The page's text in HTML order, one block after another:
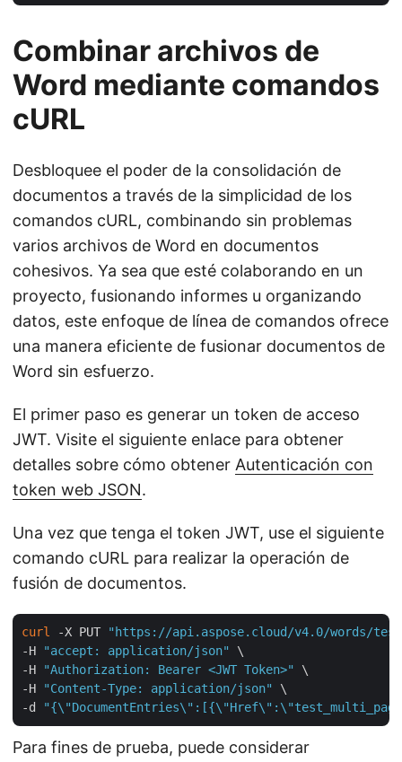
Combinar archivos de
Word mediante comandos
cURL
Desbloquee el poder de la consolidación de
documentos a través de la simplicidad de los
comandos cURL, combinando sin problemas
varios archivos de Word en documentos
cohesivos. Ya sea que esté colaborando en un
proyecto, fusionando informes u organizando
datos, este enfoque de línea de comandos ofrece
una manera eficiente de fusionar documentos de
Word sin esfuerzo.
El primer paso es generar un token de acceso
JWT. Visite el siguiente enlace para obtener
detalles sobre cómo obtener Autenticación con
token web JSON.
Una vez que tenga el token JWT, use el siguiente
comando cURL para realizar la operación de
fusión de documentos.
curl -X PUT
"https://api.aspose.cloud/v4.0/words/
-H
"accept: application/json"
\
-H
"Authorization: Bearer <JWT Token>"
\
-H
"Content-Type: application/json"
\
-d
Para fines de prueba, puede considerar